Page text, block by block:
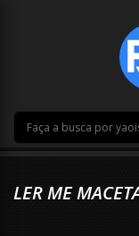
LER ME